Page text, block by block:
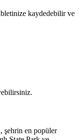
kaydedebilir ve
şehrin en popüler